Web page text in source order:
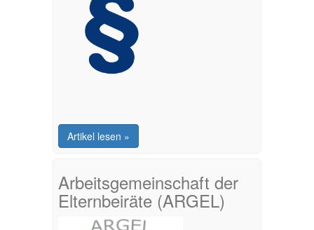
Artikel lesen »
Arbeitsgemeinschaft der
Elternbeiräte (ARGEL)